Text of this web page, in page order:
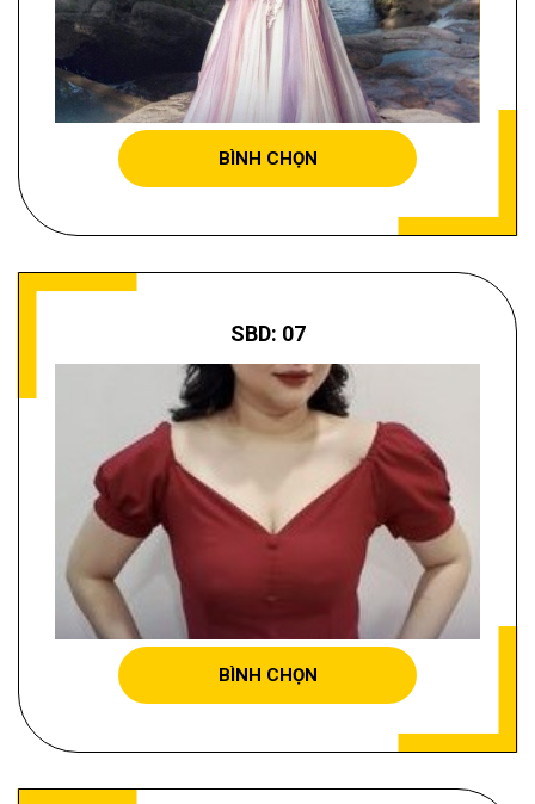
NGUYỄN THỊ LAN ANH
BÌNH CHỌN
SBD: 07
TRẦN THỊ MINH THƠ
BÌNH CHỌN